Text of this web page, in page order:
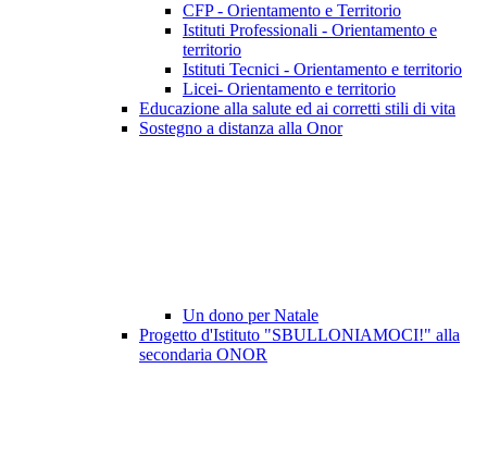
CFP - Orientamento e Territorio
Istituti Professionali - Orientamento e
territorio
Istituti Tecnici - Orientamento e territorio
Licei- Orientamento e territorio
Educazione alla salute ed ai corretti stili di vita
Sostegno a distanza alla Onor
Un dono per Natale
Progetto d'Istituto "SBULLONIAMOCI!" alla
secondaria ONOR